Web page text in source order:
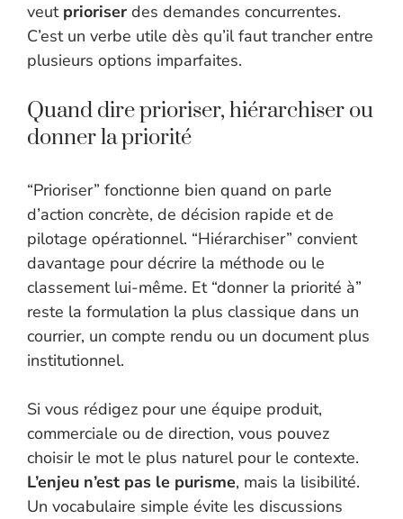
veut prioriser des demandes concurrentes.
C’est un verbe utile dès qu’il faut trancher entre
plusieurs options imparfaites.
Quand dire prioriser, hiérarchiser ou
donner la priorité
“Prioriser” fonctionne bien quand on parle
d’action concrète, de décision rapide et de
pilotage opérationnel. “Hiérarchiser” convient
davantage pour décrire la méthode ou le
classement lui-même. Et “donner la priorité à”
reste la formulation la plus classique dans un
courrier, un compte rendu ou un document plus
institutionnel.
Si vous rédigez pour une équipe produit,
commerciale ou de direction, vous pouvez
choisir le mot le plus naturel pour le contexte.
L’enjeu n’est pas le purisme, mais la lisibilité.
Un vocabulaire simple évite les discussions